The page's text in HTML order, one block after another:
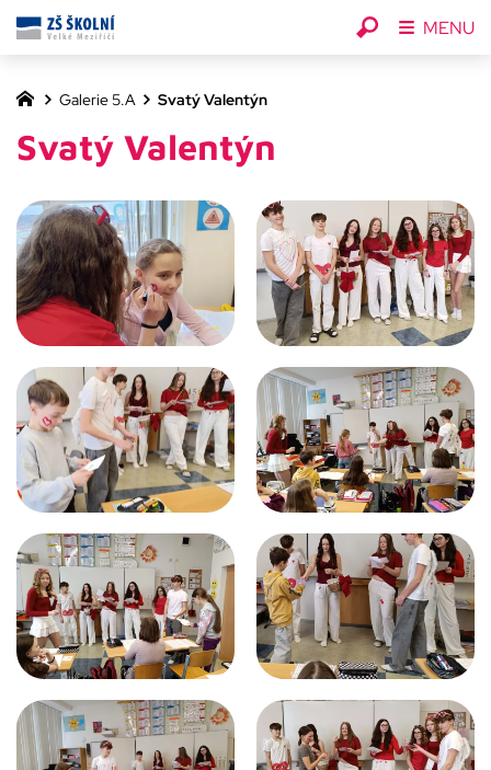
Galerie 5.A Svatý Valentýn
Svatý Valentýn
MENU